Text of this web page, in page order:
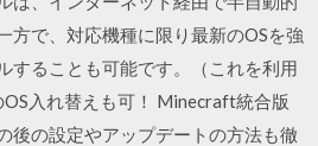
方で、対応機種に限り最新のOSを強
することも可能です。（これを利用
入れ替えも可！ Minecraft統合版
後の設定やアップデートの方法も徹